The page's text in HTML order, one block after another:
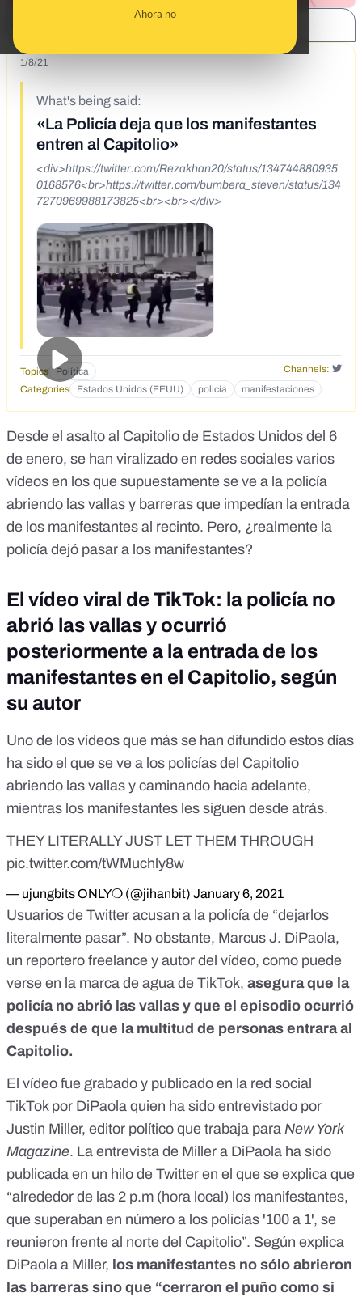
Ahora no
1/8/21
What's being said:
«La Policía deja que los manifestantes
entren al Capitolio»
<div>https://twitter.com/Rezakhan20/status/134744880935
0168576<br>https://twitter.com/bumbera_steven/status/134
7270969988173825<br><br></div>
Topics Política
Channels:
Categories
Estados Unidos (EEUU) policía manifestaciones
Desde el asalto al Capitolio de Estados Unidos del 6
de enero, se han viralizado en redes sociales varios
vídeos en los que supuestamente se ve a la policía
abriendo las vallas y barreras que impedían la entrada
de los manifestantes al recinto. Pero, ¿realmente la
policía dejó pasar a los manifestantes?
El vídeo viral de TikTok: la policía no
abrió las vallas y ocurrió
posteriormente a la entrada de los
manifestantes en el Capitolio, según
su autor
Uno de los vídeos que más se han difundido estos días
ha sido el que se ve a los policías del Capitolio
abriendo las vallas y caminando hacia adelante,
mientras los manifestantes les siguen desde atrás.
THEY LITERALLY JUST LET THEM THROUGH
pic.twitter.com/tWMuchly8w
— ujungbits ONLY❍ (@jihanbit) January 6, 2021
Usuarios de Twitter acusan a la policía de “dejarlos
literalmente pasar”. No obstante, Marcus J. DiPaola,
un reportero freelance y autor del vídeo, como puede
verse en la marca de agua de TikTok, asegura que la
policía no abrió las vallas y que el episodio ocurrió
después de que la multitud de personas entrara al
Capitolio.
El vídeo fue grabado y publicado en la red social
TikTokpor DiPaola quien ha sido entrevistado por
Justin Miller, editor político que trabaja para New York
Magazine. La entrevista de Miller a DiPaola ha sido
publicada en un hilo de Twitter en el que se explica que
“alrededor de las 2 p.m (hora local) los manifestantes,
que superaban en número a los policías '100 a 1', se
reunieron frente al norte del Capitolio”. Según explica
DiPaola a Miller, los manifestantes no sólo abrieron
las barreras sino que “cerraron el puño como si